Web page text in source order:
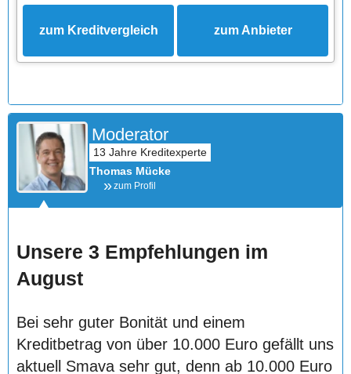
zum Kreditvergleich zum Anbieter
Moderator
Thomas Mücke
zum Profil
Unsere 3 Empfehlungen im
August
Bei sehr guter Bonität und einem
Kreditbetrag von über 10.000 Euro gefällt uns
aktuell Smava sehr gut, denn ab 10.000 Euro